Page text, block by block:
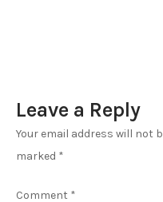
Leave a Reply
Your email address will not
marked *
Comment *